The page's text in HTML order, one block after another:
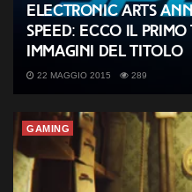
Electronic Arts
Speed: ecco il
immagini del titolo
22 MAGGIO 2015 289
GAMING